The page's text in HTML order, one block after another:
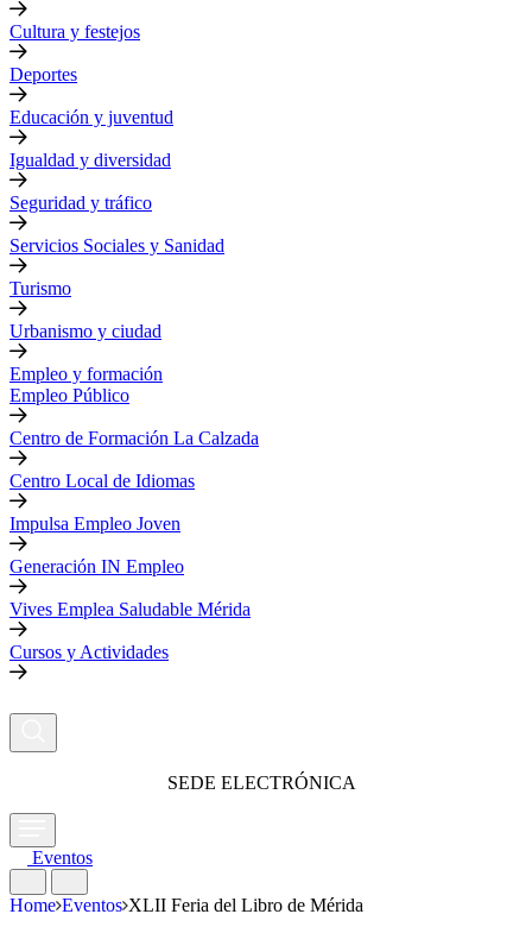
Cultura y festejos
Deportes
Educación y juventud
Igualdad y diversidad
Seguridad y tráfico
Servicios Sociales y Sanidad
Turismo
Urbanismo y ciudad
Empleo y formación
Empleo Público
Centro de Formación La Calzada
Centro Local de Idiomas
Impulsa Empleo Joven
Generación IN Empleo
Vives Emplea Saludable Mérida
Cursos y Actividades
SEDE ELECTRÓNICA
Eventos
Home Eventos XLII Feria del Libro de Mérida